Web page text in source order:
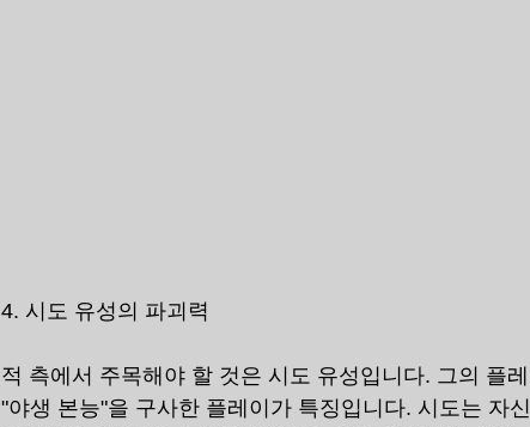
4. 시도 유성의 파괴력
적 측에서 주목해야 할 것은 시도 유성입니다. 그의 플
"야생 본능"을 구사한 플레이가 특징입니다. 시도는 자